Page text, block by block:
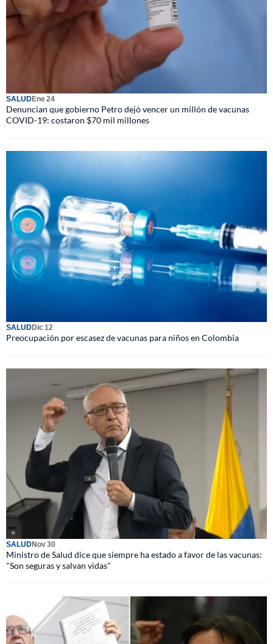
SALUDEne 24
Denuncian que gobierno Petro dejó vencer un millón de vacunas
COVID-19: costaron $70 mil millones
SALUDDic 12
Preocupación por escasez de vacunas para niños en Colombia
SALUDNov 30
Ministro de Salud dice que siempre ha estado a favor de las vacunas:
"Son seguras y salvan vidas"